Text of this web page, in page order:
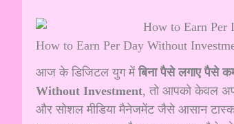
How to Earn Per Day Without
आज के डिजिटल युग मेंबिना पैसे लगाए पैसे
Without Investment, तो आपको केवल
और सोशल मीडिया मैनेजमेंट जैसे आसान